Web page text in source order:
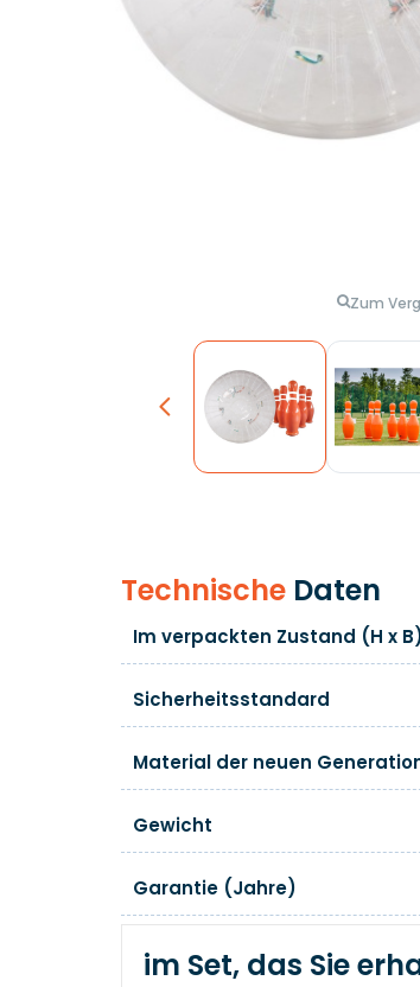
Zum
Previous
Technische Daten
Im verpackten Zustand (H x
Sicherheitsstandard
Material der neuen
Gewicht
Garantie (Jahre)
im Set, das Sie